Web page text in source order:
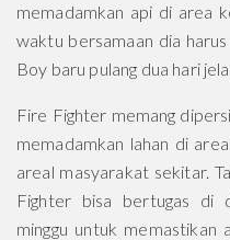
memadamkan api di area
waktu bersamaan dia
Boy baru pulang dua hari
Fire Fighter memang
memadamkan lahan di
areal masyarakat sekitar.
Fighter bisa bertugas di
minggu untuk memastikan